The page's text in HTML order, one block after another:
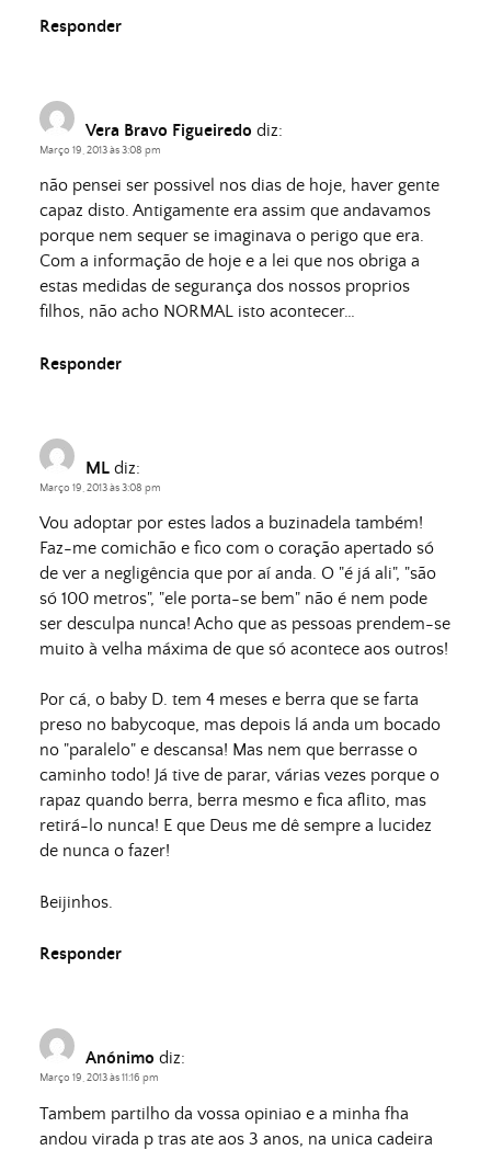
Responder
Vera Bravo Figueiredo diz:
Março 19, 2013 às 3:08 pm
não pensei ser possivel nos dias de hoje, haver gente
capaz disto. Antigamente era assim que andavamos
porque nem sequer se imaginava o perigo que era.
Com a informação de hoje e a lei que nos obriga a
estas medidas de segurança dos nossos proprios
filhos, não acho NORMAL isto acontecer…
Responder
ML diz:
Março 19, 2013 às 3:08 pm
Vou adoptar por estes lados a buzinadela também!
Faz-me comichão e fico com o coração apertado só
de ver a negligência que por aí anda. O "é já ali", "são
só 100 metros", "ele porta-se bem" não é nem pode
ser desculpa nunca! Acho que as pessoas prendem-se
muito à velha máxima de que só acontece aos outros!
Por cá, o baby D. tem 4 meses e berra que se farta
preso no babycoque, mas depois lá anda um bocado
no "paralelo" e descansa! Mas nem que berrasse o
caminho todo! Já tive de parar, várias vezes porque o
rapaz quando berra, berra mesmo e fica aflito, mas
retirá-lo nunca! E que Deus me dê sempre a lucidez
de nunca o fazer!
Beijinhos.
Responder
Anónimo diz:
Março 19, 2013 às 11:16 pm
Tambem partilho da vossa opiniao e a minha fha
andou virada p tras ate aos 3 anos, na unica cadeira